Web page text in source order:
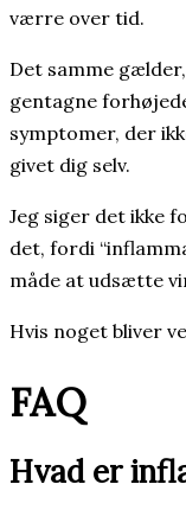
værre over tid.
Det samme
gentagne
symptomer, der
givet dig selv.
Jeg siger det ikke
det, fordi
måde at udsætte
Hvis noget bliver
FAQ
Hvad er